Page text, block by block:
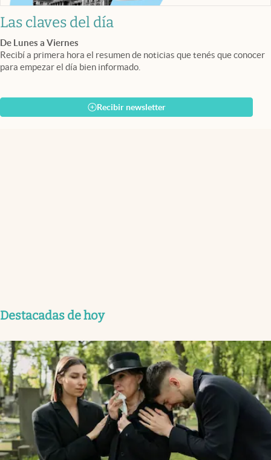
Las claves del día
De Lunes a Viernes
Recibí a primera hora el resumen de noticias que tenés que conocer
para empezar el día bien informado.
Recibir newsletter
Destacadas de hoy